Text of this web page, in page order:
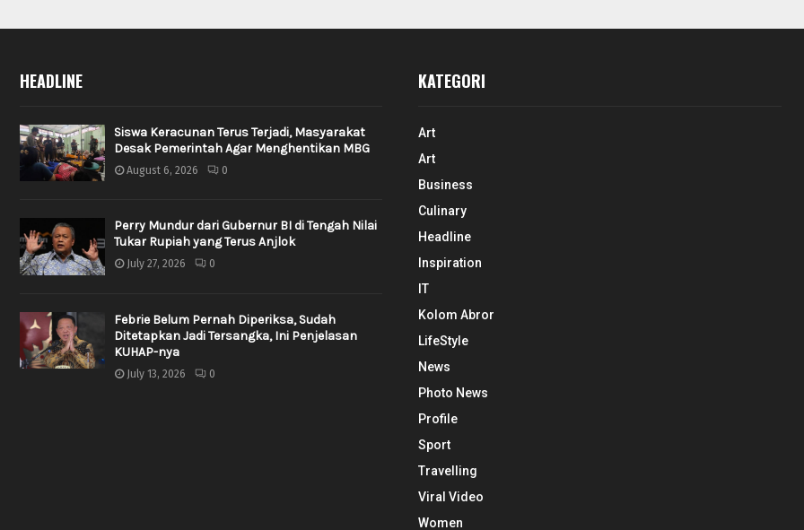
HEADLINE
Siswa Keracunan Terus Terjadi, Masyarakat
Desak Pemerintah Agar Menghentikan MBG
August 6, 2026 0
Perry Mundur dari Gubernur BI di Tengah Nilai
Tukar Rupiah yang Terus Anjlok
July 27, 2026 0
Febrie Belum Pernah Diperiksa, Sudah
Ditetapkan Jadi Tersangka, Ini Penjelasan
KUHAP-nya
July 13, 2026 0
KATEGORI
Art
Art
Business
Culinary
Headline
Inspiration
IT
Kolom Abror
LifeStyle
News
Photo News
Profile
Sport
Travelling
Viral Video
Women